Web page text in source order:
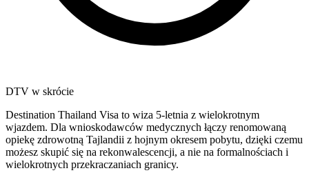
DTV w skrócie
Destination Thailand Visa to wiza 5-letnia z wielokrotnym
wjazdem. Dla wnioskodawców medycznych łączy renomowaną
opiekę zdrowotną Tajlandii z hojnym okresem pobytu, dzięki czemu
możesz skupić się na rekonwalescencji, a nie na formalnościach i
wielokrotnych przekraczaniach granicy.